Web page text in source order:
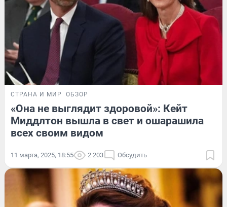
СТРАНА И МИР ОБЗОР
«Она не выглядит здоровой»: Кейт
Миддлтон вышла в свет и ошарашила
всех своим видом
11 марта, 2025, 18:55 2 203 Обсудить